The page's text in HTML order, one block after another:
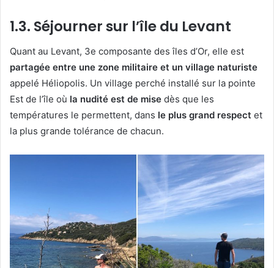
1.3. Séjourner sur l’île du Levant
Quant au Levant, 3e composante des îles d’Or, elle est
partagée entre une zone militaire et un village naturiste
appelé Héliopolis. Un village perché installé sur la pointe
Est de l’île où la nudité est de mise dès que les
températures le permettent, dans le plus grand respect et
la plus grande tolérance de chacun.